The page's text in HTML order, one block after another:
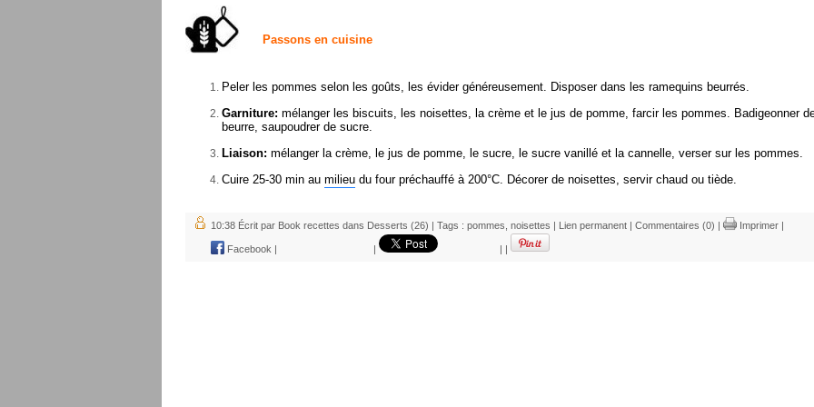
Passons en cuisine
Peler les pommes selon les goûts, les évider généreusement. Disposer dans les ramequins beurrés.
Garniture: mélanger les biscuits, les noisettes, la crème et le jus de pomme, farcir les pommes. Badigeonner
beurre, saupoudrer de sucre.
Liaison: mélanger la crème, le jus de pomme, le sucre, le sucre vanillé et la cannelle, verser sur les pommes.
Cuire 25-30 min au milieu du four préchauffé à 200°C. Décorer de noisettes, servir chaud ou tiède.
10:38 Écrit par Book recettes dans Desserts (26) | Tags : pommes noisettes | Lien permanent | Commentaires (0) | Imprimer |
Facebook | | | |